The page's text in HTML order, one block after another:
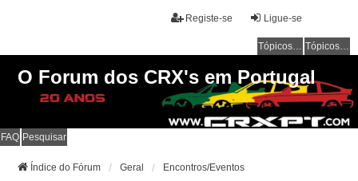
Ligue-se
Registe-se
Tópicos sem resposta Tópicos ativos
O Forum dos CRX's em Portugal
FAQ Pesquisar
Índice do Fórum Geral Encontros/Eventos